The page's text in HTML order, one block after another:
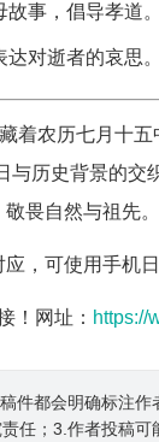
事，倡导孝道。
对逝者的哀思。
着农历七月十
与历史背景的
畏自然与祖先。
应，可使用手机
！网址： https://
件都会明确标注
任；3.作者投稿可